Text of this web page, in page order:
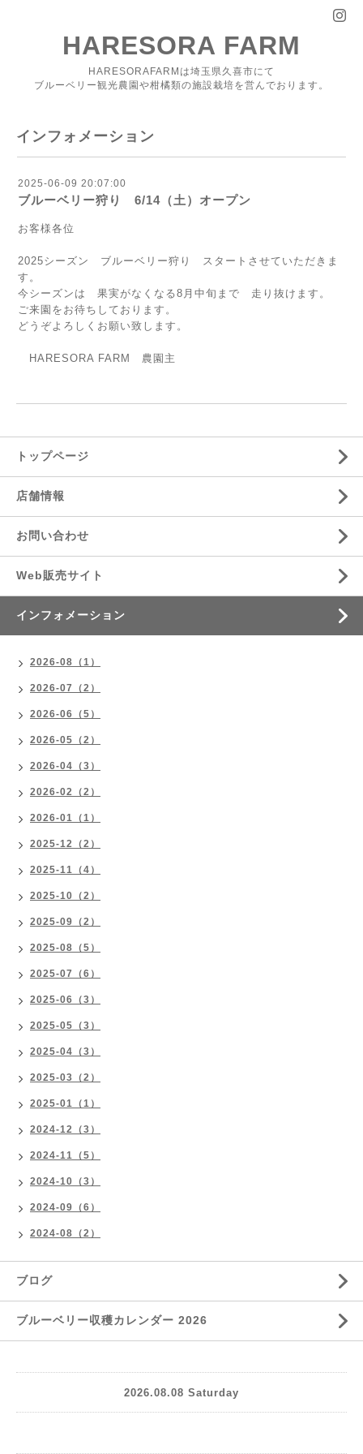
HARESORA FARM
HARESORAFARMは埼玉県久喜市にて
ブルーベリー観光農園や柑橘類の施設栽培を営んでおります。
インフォメーション
2025-06-09 20:07:00
ブルーベリー狩り 6/14（土）オープン
お客様各位
2025シーズン ブルーベリー狩り スタートさせていただきま
す。
今シーズンは 果実がなくなる8月中旬まで 走り抜けます。
ご来園をお待ちしております。
どうぞよろしくお願い致します。
HARESORA FARM 農園主
トップページ
店舗情報
お問い合わせ
Web販売サイト
インフォメーション
2026-08（1）
2026-07（2）
2026-06（5）
2026-05（2）
2026-04（3）
2026-02（2）
2026-01（1）
2025-12（2）
2025-11（4）
2025-10（2）
2025-09（2）
2025-08（5）
2025-07（6）
2025-06（3）
2025-05（3）
2025-04（3）
2025-03（2）
2025-01（1）
2024-12（3）
2024-11（5）
2024-10（3）
2024-09（6）
2024-08（2）
ブログ
ブルーベリー収穫カレンダー 2026
2026.08.08 Saturday